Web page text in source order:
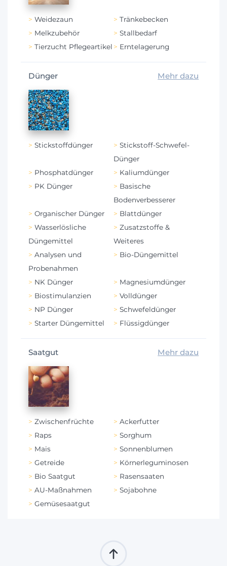
Weidezaun
Tränkebecken
Melkzubehör
Stallbedarf
Tierzucht Pflegeartikel
Erntelagerung
Dünger Mehr dazu
Stickstoffdünger
Stickstoff-Schwefel-
Dünger
Phosphatdünger
Kaliumdünger
PK Dünger
Basische
Bodenverbesserer
Organischer Dünger
Blattdünger
Wasserlösliche
Düngemittel
Zusatzstoffe &
Weiteres
Analysen und
Probenahmen
Bio-Düngemittel
NK Dünger
Magnesiumdünger
Biostimulanzien
Volldünger
NP Dünger
Schwefeldünger
Starter Düngemittel
Flüssigdünger
Saatgut Mehr dazu
Zwischenfrüchte
Ackerfutter
Raps
Sorghum
Mais
Sonnenblumen
Getreide
Körnerleguminosen
Bio Saatgut
Rasensaaten
AU-Maßnahmen
Sojabohne
Gemüsesaatgut